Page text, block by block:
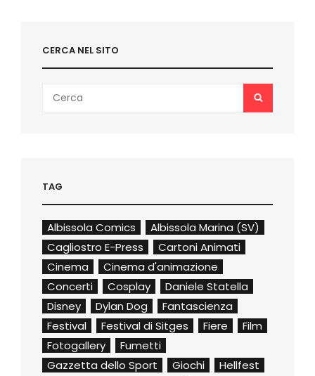
CERCA NEL SITO
for:
SEARCH
TAG
Albissola Comics
Albissola Marina (SV)
Cagliostro E-Press
Cartoni Animati
Cinema
Cinema d'animazione
Concerti
Cosplay
Daniele Statella
Disney
Dylan Dog
Fantascienza
Festival
Festival di Sitges Fiere
Film
Fotogallery
Fumetti
Gazzetta dello Sport
Giochi
Hellfest